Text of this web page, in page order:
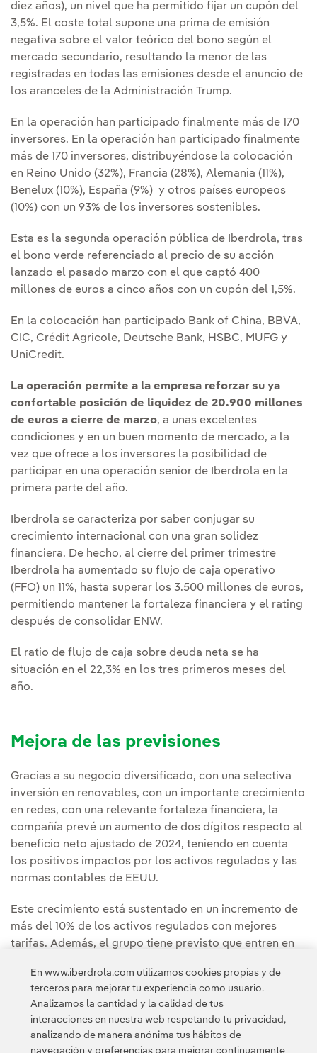
diez años), un nivel que ha permitido fijar un cupón del
3,5%. El coste total supone una prima de emisión
negativa sobre el valor teórico del bono según el
mercado secundario, resultando la menor de las
registradas en todas las emisiones desde el anuncio de
los aranceles de la Administración Trump.
En la operación han participado finalmente más de 170
inversores. En la operación han participado finalmente
más de 170 inversores, distribuyéndose la colocación
en Reino Unido (32%), Francia (28%), Alemania (11%),
Benelux (10%), España (9%) y otros países europeos
(10%) con un 93% de los inversores sostenibles.
Esta es la segunda operación pública de Iberdrola, tras
el bono verde referenciado al precio de su acción
lanzado el pasado marzo con el que captó 400
millones de euros a cinco años con un cupón del 1,5%.
En la colocación han participado Bank of China, BBVA,
CIC, Crédit Agricole, Deutsche Bank, HSBC, MUFG y
UniCredit.
La operación permite a la empresa reforzar su ya
confortable posición de liquidez de 20.900 millones
de euros a cierre de marzo, a unas excelentes
condiciones y en un buen momento de mercado, a la
vez que ofrece a los inversores la posibilidad de
participar en una operación senior de Iberdrola en la
primera parte del año.
Iberdrola se caracteriza por saber conjugar su
crecimiento internacional con una gran solidez
financiera. De hecho, al cierre del primer trimestre
Iberdrola ha aumentado su flujo de caja operativo
(FFO) un 11%, hasta superar los 3.500 millones de euros,
permitiendo mantener la fortaleza financiera y el rating
después de consolidar ENW.
El ratio de flujo de caja sobre deuda neta se ha
situación en el 22,3% en los tres primeros meses del
año.
Mejora de las previsiones
Gracias a su negocio diversificado, con una selectiva
inversión en renovables, con un importante crecimiento
en redes, con una relevante fortaleza financiera, la
compañía prevé un aumento de dos dígitos respecto al
beneficio neto ajustado de 2024, teniendo en cuenta
los positivos impactos por los activos regulados y las
normas contables de EEUU.
Este crecimiento está sustentado en un incremento de
más del 10% de los activos regulados con mejores
tarifas. Además, el grupo tiene previsto que entren en
el 100% de la energía vendida para 2025.
En www.iberdrola.com utilizamos cookies propias y de
terceros para mejorar tu experiencia como usuario.
Analizamos la cantidad y la calidad de tus
interacciones en nuestra web respetando tu privacidad,
analizando de manera anónima tus hábitos de
navegación y preferencias para mejorar continuamente